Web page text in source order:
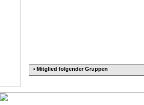
• Mitglied folgender Gruppen